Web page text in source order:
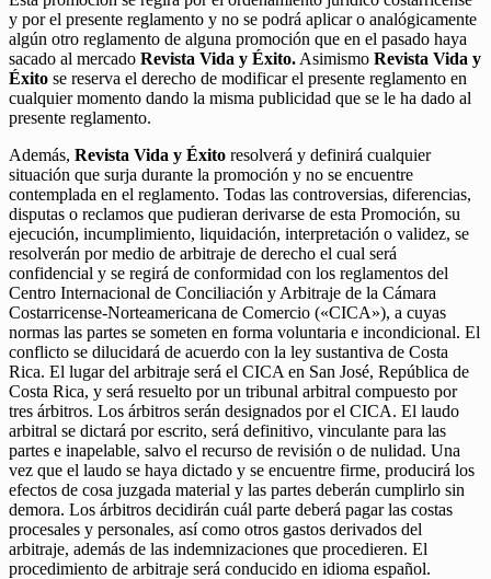
y por el presente reglamento y no se podrá aplicar o analógicamente
algún otro reglamento de alguna promoción que en el pasado haya
sacado al mercado Revista Vida y Éxito. Asimismo Revista Vida y
Éxito se reserva el derecho de modificar el presente reglamento en
cualquier momento dando la misma publicidad que se le ha dado al
presente reglamento.
Además, Revista Vida y Éxito resolverá y definirá cualquier
situación que surja durante la promoción y no se encuentre
contemplada en el reglamento. Todas las controversias, diferencias,
disputas o reclamos que pudieran derivarse de esta Promoción, su
ejecución, incumplimiento, liquidación, interpretación o validez, se
resolverán por medio de arbitraje de derecho el cual será
confidencial y se regirá de conformidad con los reglamentos del
Centro Internacional de Conciliación y Arbitraje de la Cámara
Costarricense-Norteamericana de Comercio («CICA»), a cuyas
normas las partes se someten en forma voluntaria e incondicional. El
conflicto se dilucidará de acuerdo con la ley sustantiva de Costa
Rica. El lugar del arbitraje será el CICA en San José, República de
Costa Rica, y será resuelto por un tribunal arbitral compuesto por
tres árbitros. Los árbitros serán designados por el CICA. El laudo
arbitral se dictará por escrito, será definitivo, vinculante para las
partes e inapelable, salvo el recurso de revisión o de nulidad. Una
vez que el laudo se haya dictado y se encuentre firme, producirá los
efectos de cosa juzgada material y las partes deberán cumplirlo sin
demora. Los árbitros decidirán cuál parte deberá pagar las costas
procesales y personales, así como otros gastos derivados del
arbitraje, además de las indemnizaciones que procedieren. El
procedimiento de arbitraje será conducido en idioma español.